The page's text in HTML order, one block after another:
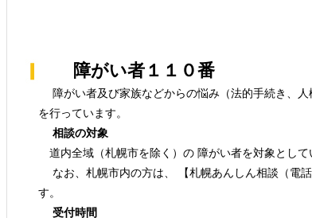
障がい者１１０番
障がい者及び家族などからの悩み（法的手続き、
を行っています。
相談の対象
道内全域（札幌市を除く）の 障がい者を対象として
なお、札幌市内の方は、 【札幌あんしん相談（電
す。
受付時間